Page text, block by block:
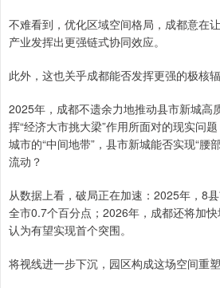
不难看到，优化区域空间格局，成都意在
产业发挥出更强链式协同效应。
此外，这也关乎成都能否发挥更强的极核辐
2025年，成都不遗余力地推动县市新城高
挥“经济大市挑大梁”作用所面对的现实问
城市的“中间地带”，县市新城能否实现“腰
流动？
从数据上看，破局正在加速：2025年，8
全市0.7个百分点；2026年，成都还将加快
认为有望实现首个突围。
将视线进一步下沉，园区构成这场空间重塑